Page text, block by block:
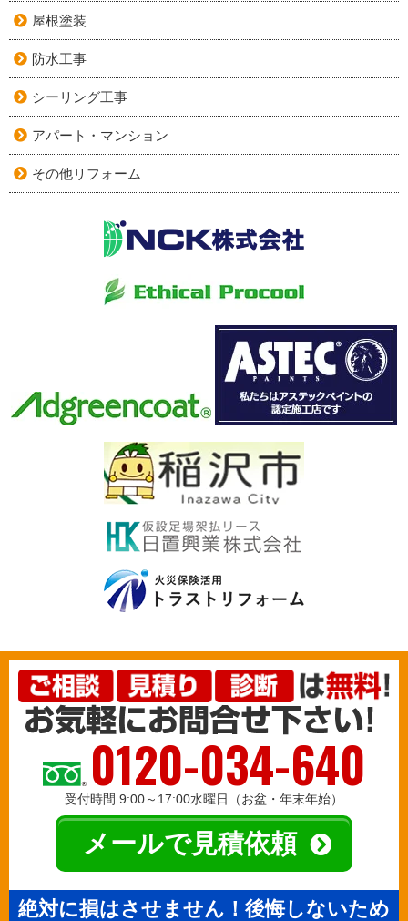
屋根塗装
防水工事
シーリング工事
アパート・マンション
その他リフォーム
0120-034-640
受付時間 9:00～17:00水曜日（お盆・年末年始）
メールで見積依頼
絶対に損はさせません！後悔しないため